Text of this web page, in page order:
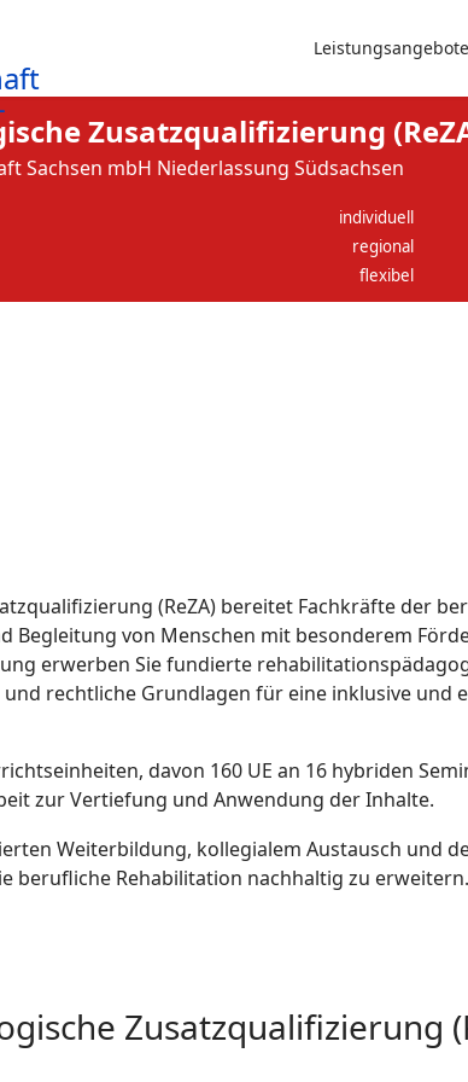
Leistungsangebote
Zusatzqualifizierung
Sachsen mbH Niederlassung Südsachsen
individuell
regional
flexibel
(ReZA) bereitet Fachkräfte der
Begleitung von Menschen mit besonderem
erwerben Sie fundierte
rechtliche Grundlagen für eine inklusive und
davon 160 UE an 16 hybriden
zur Vertiefung und Anwendung der Inhalte.
Weiterbildung, kollegialem Austausch und
berufliche Rehabilitation nachhaltig zu erweitern.
Zusatzqualifizierung